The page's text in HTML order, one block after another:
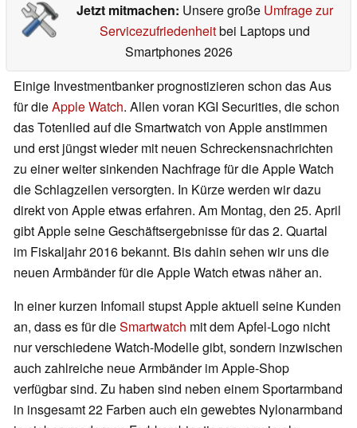
Jetzt mitmachen: Unsere große Umfrage zur
Servicezufriedenheitbei Laptops und
Smartphones 2026
Einige Investmentbanker prognostizieren schon das Aus
für dieApple Watch. Allen voran KGI Securities, die schon
das Totenlied auf die Smartwatch von Apple anstimmen
und erst jüngst wieder mit neuen Schreckensnachrichten
zu einer weiter sinkenden Nachfrage für die Apple Watch
die Schlagzeilen versorgten. In Kürze werden wir dazu
direkt von Apple etwas erfahren. Am Montag, den 25. April
gibt Apple seine Geschäftsergebnisse für das 2. Quartal
im Fiskaljahr 2016 bekannt. Bis dahin sehen wir uns die
neuen Armbänder für die Apple Watch etwas näher an.
In einer kurzen Infomail stupst Apple aktuell seine Kunden
an, dass es für dieSmartwatch mit dem Apfel-Logo nicht
nur verschiedene Watch-Modelle gibt, sondern inzwischen
auch zahlreiche neue Armbänder im Apple-Shop
verfügbar sind. Zu haben sind neben einem Sportarmband
in insgesamt 22 Farben auch ein gewebtes Nylonarmband